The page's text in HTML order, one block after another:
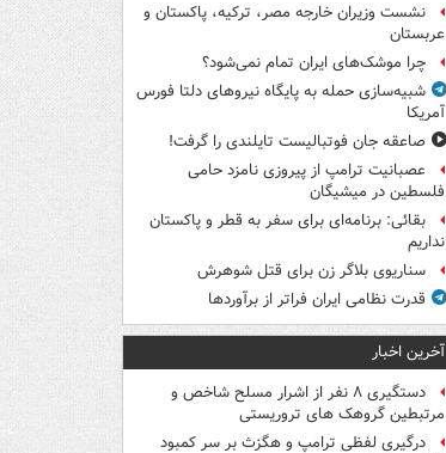
نشست وزیران خارجه مصر، ترکیه، پاکستان و
عربستان
چرا موشک‌های ایران تمام نمی‌شود؟
شبیه‌سازی حمله به پایگاه نیروهای دلتا فورس
آمریکا
صاعقه جان فوتبالیست تایلندی را گرفت!
عصبانیت ترامپ از پیروزی نامزد حامی
فلسطین در میشیگان
بقائی: برنامه‌ای برای سفر به قطر و پاکستان
نداریم
سناریوی بلاگر زن برای قتل شوهرش
قدرت نظامی ایران فراتر از برآوردها
آخرین اخبار
دستگیری ۸ نفر از اشرار مسلح شاخص و
مرتبطین گروهک های تروریستی
درگیری لفظی ترامپ و هگزث بر سر کمبود